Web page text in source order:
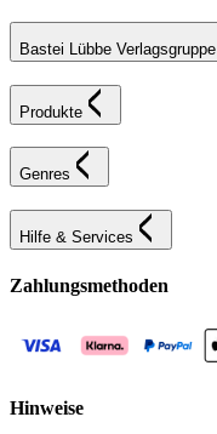
Bastei Lübbe Verlagsgruppe
Produkte
Genres
Hilfe & Services
Zahlungsmethoden
Hinweise